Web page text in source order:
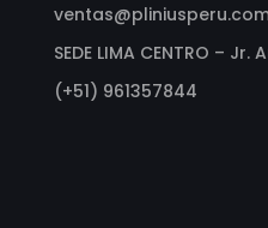
SEDE LIMA CENTRO –
(+51) 961357844